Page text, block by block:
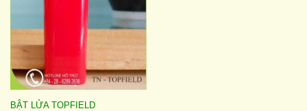
BẬT LỬA TOPFIELD